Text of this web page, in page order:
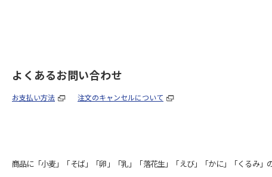
よくあるお問い合わせ
お支払い方法 注文のキャンセルについて
商品に「小麦」「そば」「卵」「乳」「落花生」「えび」「かに」「くるみ」